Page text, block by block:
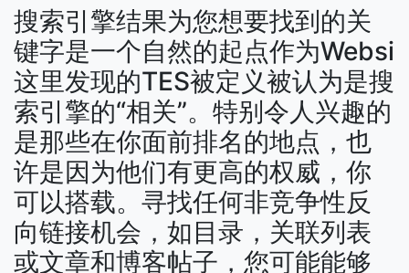
搜索引擎结果为您想要找到的关
键字是一个自然的起点作为Websi
这里发现的TES被定义被认为是搜
索引擎的“相关”。特别令人兴趣的
是那些在你面前排名的地点，也
许是因为他们有更高的权威，你
可以搭载。寻找任何非竞争性反
向链接机会，如目录，关联列表
或文章和博客帖子，您可能能够